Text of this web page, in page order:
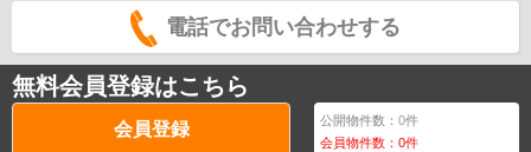
電話でお問い合わせする
無料会員登録はこちら
会員登録 公開物件数：0件
会員物件数：0件